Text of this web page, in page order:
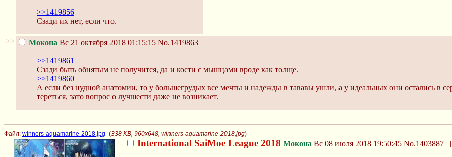
>>1419856
Сзади их нет, если что.
>> Мокона Вс 21 октября 2018 01:15:15 No.1419863
>>1419861
Сзади быть обнятым не получится, да и кости с мышцами вроде как толще.
>>1419860
А если без нудной анатомии, то у большегрудых все мечты и надежды в тававы ушли, а у идеальных они остались в
тереться, зато вопрос о лучшести даже не возникает.
Файл: winners-aquamarine-2018.jpg -(338 KB, 960x648, winners-aquamarine-2018.jpg)
International SaiMoe League 2018 Мокона Вс 08 июля 2018 19:50:45 No.1403887 [